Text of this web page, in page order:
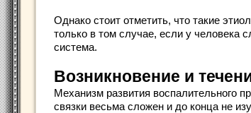
Однако стоит отметить, что такие
только в том случае, если у человека
система.
Возникновение и
Механизм развития воспалительного
связки весьма сложен и до конца не